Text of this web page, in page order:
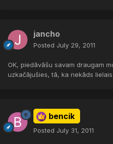
jancho
Posted July 29, 2011
OK, piedāvāšu savam draugam
uzkačājušies, tā, ka nekāds
bencik
Posted July 31, 2011